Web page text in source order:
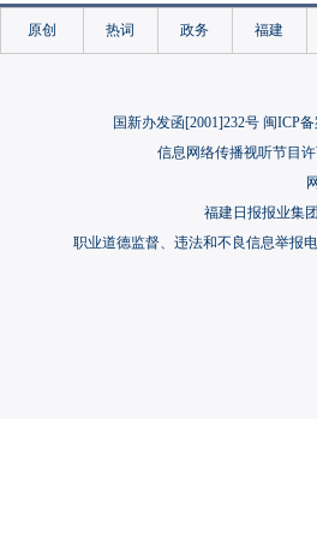
原创 热词 政务 福建
国新办发函[2001]232号 闽ICP
信息网络传播视听节目
福建日报报业集
职业道德监督、违法和不良信息举报电